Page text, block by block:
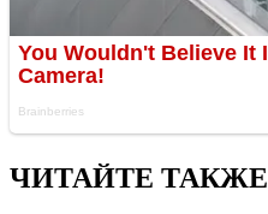
ЧИТАЙТЕ ТАКЖЕ